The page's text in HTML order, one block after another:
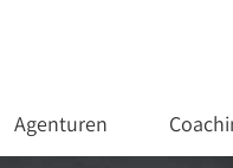
Agenturen